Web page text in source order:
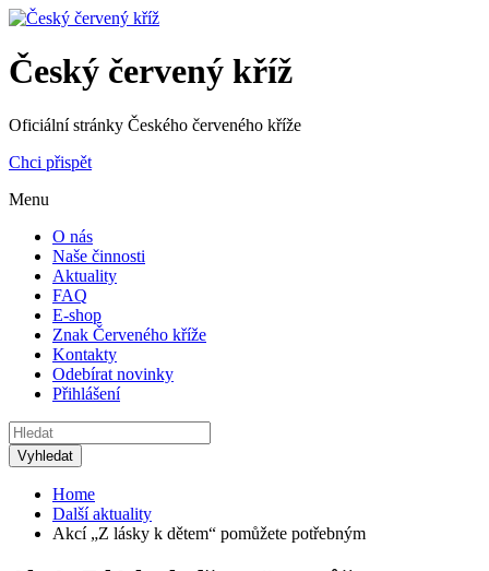
Český červený kříž
Oficiální stránky Českého červeného kříže
Chci přispět
Menu
O nás
Naše činnosti
Aktuality
FAQ
E-shop
Znak Červeného kříže
Kontakty
Odebírat novinky
Přihlášení
Home
Další aktuality
Akcí „Z lásky k dětem“ pomůžete potřebným